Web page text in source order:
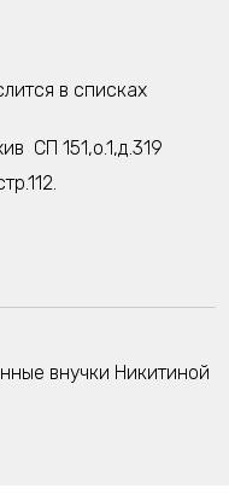
в списках
СП 151,о.1,д.319
внучки Никитиной